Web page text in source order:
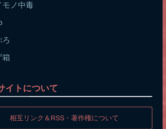
モノ中毒
ろ
箱
イトについて
相互リンク＆RSS・著作権について